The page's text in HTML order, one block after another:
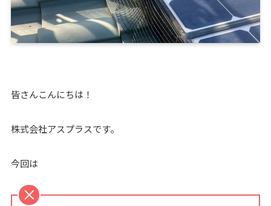
皆さんこんにちは！
株式会社アスプラスです。
今回は